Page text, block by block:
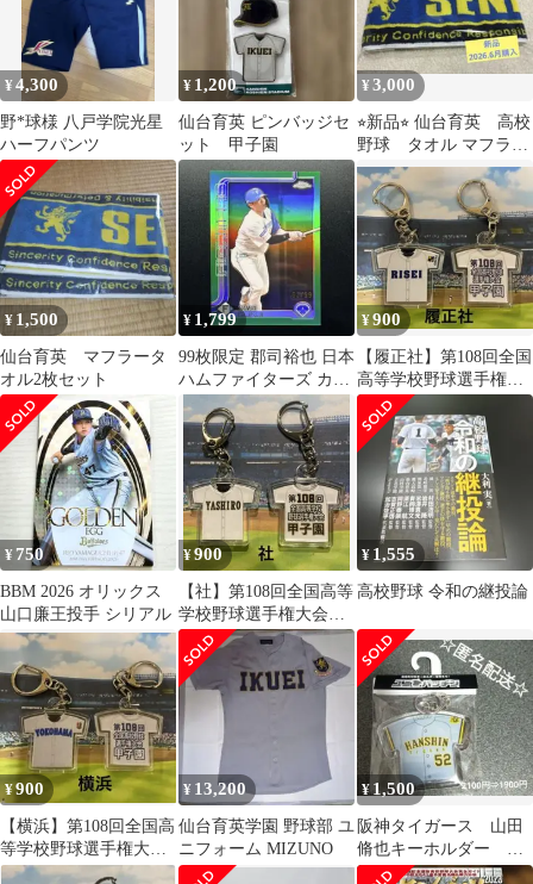
¥4,300
野*球様 八戸学院光星
ハーフパンツ
¥ 1,200
仙台育英 ピンバッジセ
ット 甲子園
¥3,000
⭐︎新品⭐︎ 仙台育英 高校
野球 タオル マフラー
タオル
¥ 1,500
仙台育英 マフラータ
オル2枚セット
¥ 1,799
99枚限定 郡司裕也 日本
ハムファイターズ カー
ド 173 topps
¥900
【履正社】第108回全国
高等学校野球選手権大
会記念キーホルダー
¥ 750
BBM 2026 オリックス
山口廉王投手 シリアル
¥900
【社】第108回全国高等
学校野球選手権大会記
念キーホルダー
¥ 1,555
高校野球 令和の継投論
¥900
【横浜】第108回全国高
等学校野球選手権大会
記念キーホルダー【他
¥ 13,200
仙台育英学園 野球部 ユ
ニフォーム MIZUNO
¥ 1,500
阪神タイガース 山田
脩也キーホルダー ビ
ッグサイズ ビジター